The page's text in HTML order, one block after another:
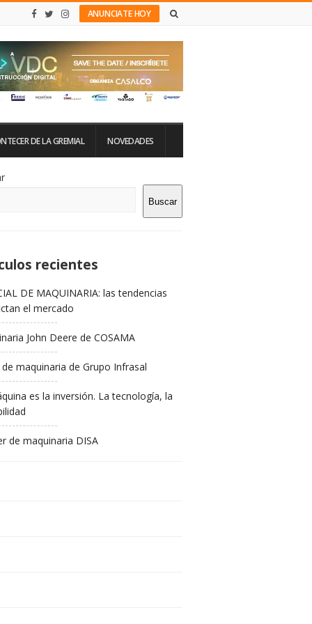
ANUNCIATE HOY
DE LA GREMIAL NOVEDADES
Buscar
recientes
DE MAQUINARIA: las tendencias
el mercado
John Deere de COSAMA
maquinaria de Grupo Infrasal
es la inversión. La tecnología, la
de maquinaria DISA